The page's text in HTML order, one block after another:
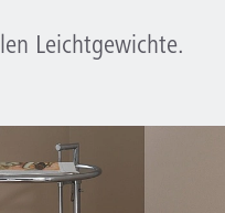
Leichtgewichte.